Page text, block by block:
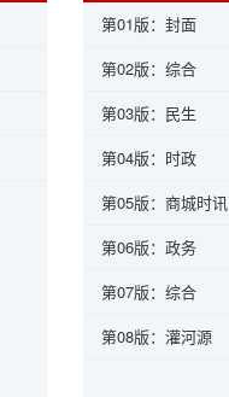
第01版：封面
第02版：综合
第03版：民生
第04版：时政
第05版：商城时讯
第06版：政务
第07版：综合
第08版：灌河源